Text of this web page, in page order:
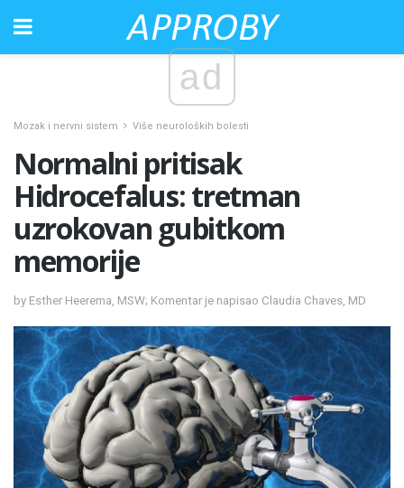
ad
Mozak i nervni sistem Više neuroloških bolesti
Normalni pritisak
Hidrocefalus: tretman
uzrokovan gubitkom
memorije
by Esther Heerema, MSW; Komentar je napisao Claudia Chaves, MD